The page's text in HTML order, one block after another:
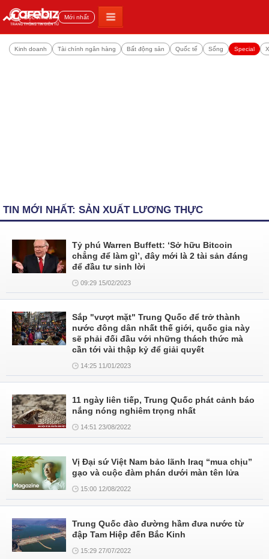
Đọc nhiều Mới nhất
Kinh doanh Tài chính ngân hàng Bất động sản Quốc tế Sống Special
TIN MỚI NHẤT: SẢN XUẤT LƯƠNG THỰC
Tỷ phú Warren Buffett: ‘Sở hữu Bitcoin
chẳng để làm gì’, đây mới là 2 tài sản đáng
để đầu tư sinh lời
09:29 15/02/2023
Sắp "vượt mặt" Trung Quốc để trở thành
nước đông dân nhất thế giới, quốc gia này
sẽ phải đối đầu với những thách thức mà
cần tới vài thập kỷ để giải quyết
14:25 11/01/2023
11 ngày liên tiếp, Trung Quốc phát cảnh báo
nắng nóng nghiêm trọng nhất
14:51 23/08/2022
Vị Đại sứ Việt Nam bảo lãnh Iraq “mua chịu”
gạo và cuộc đàm phán dưới màn tên lửa
15:00 12/08/2022
Trung Quốc đào đường hầm đưa nước từ
đập Tam Hiệp đến Bắc Kinh
15:29 27/07/2022